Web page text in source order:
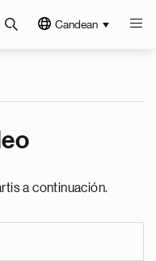
Candean
a continuación.